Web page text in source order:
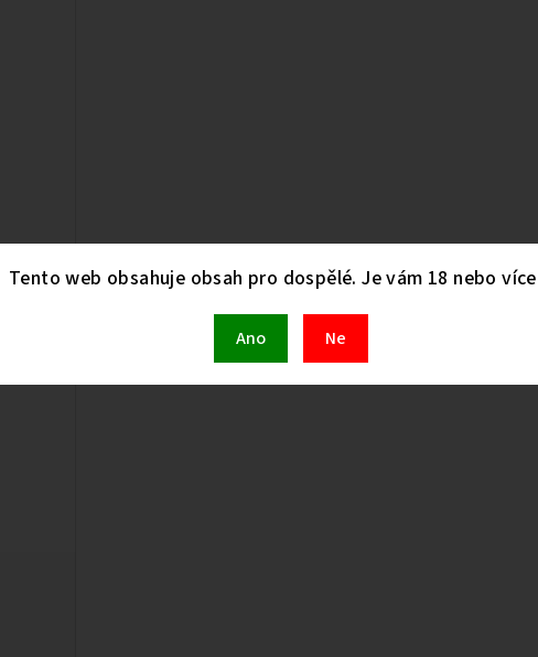
Tento web obsahuje obsah pro dospělé. Je vám 18 nebo
Ano Ne